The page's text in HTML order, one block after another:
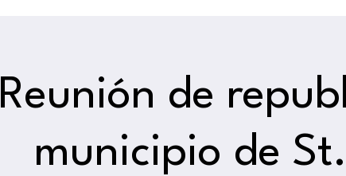
Reunión de
municipio de